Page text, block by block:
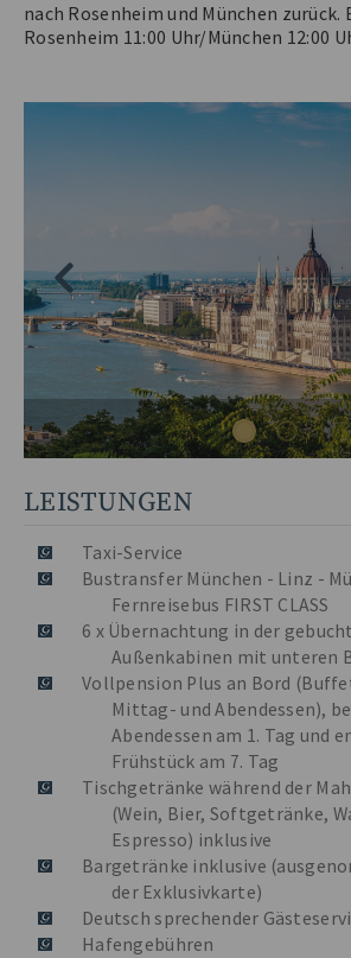
nach Rosenheim und München
Rosenheim 11:00 Uhr/München 12:00
LEISTUNGEN
Taxi-Service
Bustransfer München - Linz -
Fernreisebus FIRST CLASS
6 x Übernachtung in der
Außenkabinen mit unteren
Vollpension Plus an Bord
Mittag- und Abendessen),
Abendessen am 1. Tag und
Frühstück am 7. Tag
Tischgetränke während der
(Wein, Bier, Softgetränke,
Espresso) inklusive
Bargetränke inklusive
der Exklusivkarte)
Deutsch sprechender
Hafengebühren